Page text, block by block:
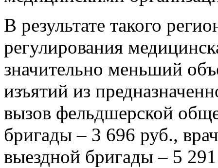
В результате такого
регулирования
значительно меньший
изъятий из
вызов фельдшерской
бригады – 3 696 руб.,
выездной бригады – 5